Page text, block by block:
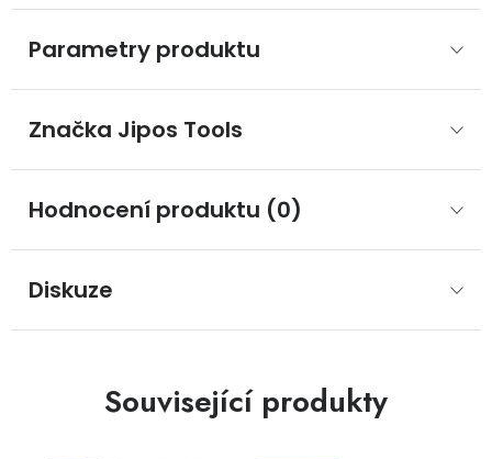
Parametry produktu
Značka Jipos Tools
Hodnocení produktu (0)
Diskuze
Související produkty